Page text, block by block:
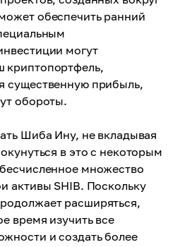
обеспечить ранний
могут
криптопортфель,
существенную прибыль,
обороты.
Шиба Ину, не вкладывая
в это с некоторым
множество
активы SHIB. Поскольку
расширяться,
время изучить все
и создать более